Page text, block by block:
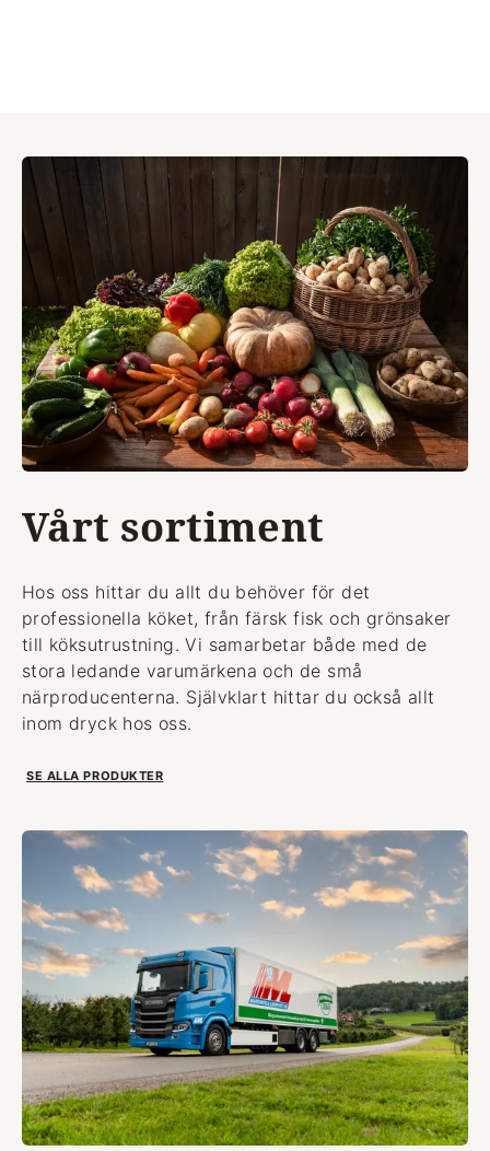
Vårt sortiment
Hos oss hittar du allt du behöver för det
professionella köket, från färsk fisk och grönsaker
till köksutrustning. Vi samarbetar både med de
stora ledande varumärkena och de små
närproducenterna. Självklart hittar du också allt
inom dryck hos oss.
SE ALLA PRODUKTER